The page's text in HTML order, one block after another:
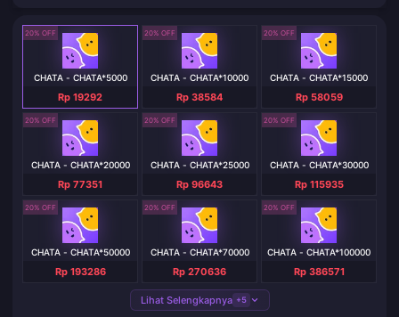
20% OFF
CHATA - CHATA*5000
Rp 19292
20% OFF
CHATA - CHATA*10000
Rp 38584
20% OFF
CHATA - CHATA*15000
Rp 58059
20% OFF
CHATA - CHATA*20000
Rp 77351
20% OFF
CHATA - CHATA*25000
Rp 96643
20% OFF
CHATA - CHATA*30000
Rp 115935
20% OFF
CHATA - CHATA*50000
Rp 193286
20% OFF
CHATA - CHATA*70000
Rp 270636
20% OFF
CHATA - CHATA*100000
Rp 386571
Lihat Selengkapnya +5